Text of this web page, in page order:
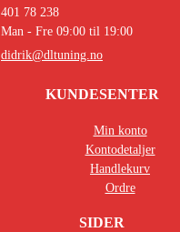
401 78 238
Man - Fre 09:00 til 19:00
didrik@dltuning.no
KUNDESENTER
Min konto
Kontodetaljer
Handlekurv
Ordre
SIDER